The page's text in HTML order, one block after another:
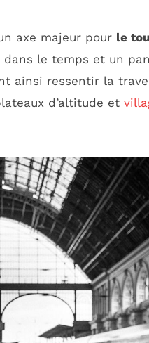
axe majeur pour le
le temps et un
ainsi ressentir la
d’altitude et